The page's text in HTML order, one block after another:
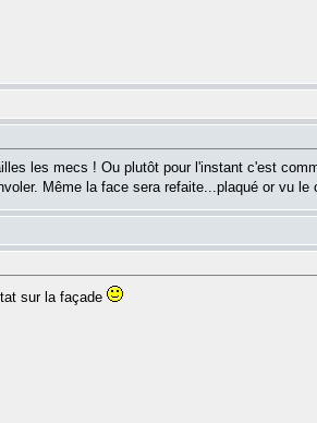
les mecs ! Ou plutôt pour l'instant c'est
Même la face sera refaite...plaqué or vu le
sur la façade